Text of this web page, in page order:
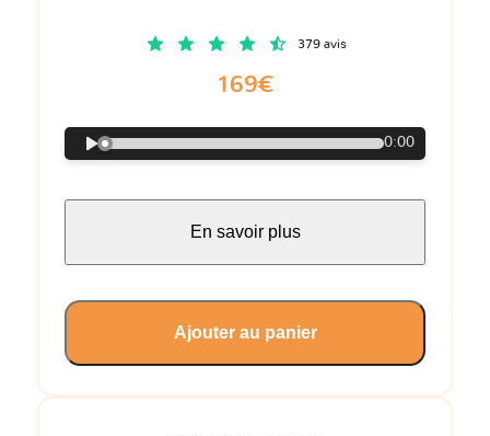
379 avis
169€
0:00
En savoir plus
Ajouter au panier